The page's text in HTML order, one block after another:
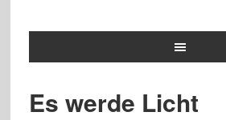
Es werde Licht